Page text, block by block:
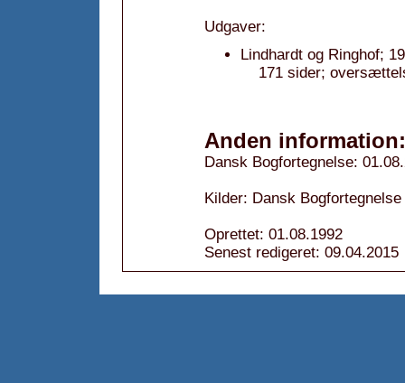
Udgaver:
Lindhardt og Ringhof;
171 sider;
Anden information:
Dansk Bogfortegnelse:
Kilder: Dansk
Oprettet: 01.08.1992
Senest redigeret: 09.04.2015